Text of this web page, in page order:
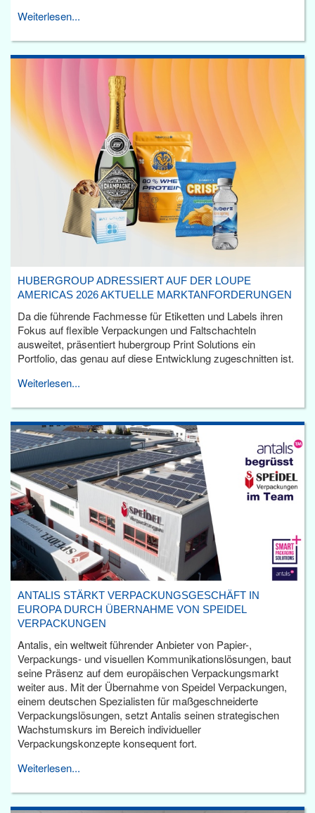
Weiterlesen...
HUBERGROUP ADRESSIERT AUF DER LOUPE
AMERICAS 2026 AKTUELLE MARKTANFORDERUNGEN
Da die führende Fachmesse für Etiketten und Labels ihren
Fokus auf flexible Verpackungen und Faltschachteln
ausweitet, präsentiert hubergroup Print Solutions ein
Portfolio, das genau auf diese Entwicklung zugeschnitten ist.
Weiterlesen...
ANTALIS STÄRKT VERPACKUNGSGESCHÄFT IN
EUROPA DURCH ÜBERNAHME VON SPEIDEL
VERPACKUNGEN
Antalis, ein weltweit führender Anbieter von Papier-,
Verpackungs- und visuellen Kommunikationslösungen, baut
seine Präsenz auf dem europäischen Verpackungsmarkt
weiter aus. Mit der Übernahme von Speidel Verpackungen,
einem deutschen Spezialisten für maßgeschneiderte
Verpackungslösungen, setzt Antalis seinen strategischen
Wachstumskurs im Bereich individueller
Verpackungskonzepte konsequent fort.
Weiterlesen...